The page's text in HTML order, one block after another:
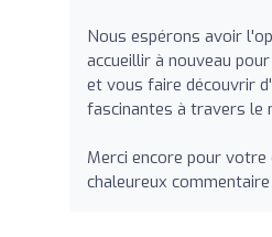
Nous espérons avoir
accueillir à nouveau
et vous faire découvrir
fascinantes à travers le
Merci encore pour
chaleureux commentaire